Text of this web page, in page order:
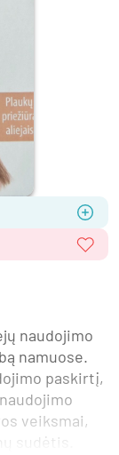
naudojimo
namuose.
paskirtį,
veiksmai,
sudėtis.